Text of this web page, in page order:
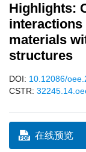
Highlights:
materials
structures
DOI: 10.12086/
CSTR:
在线预览